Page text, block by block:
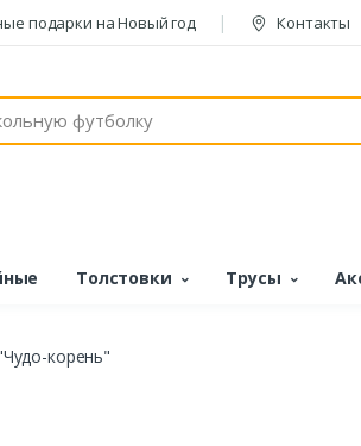
подарки на Новый год Контакты
Толстовки Трусы
корень"